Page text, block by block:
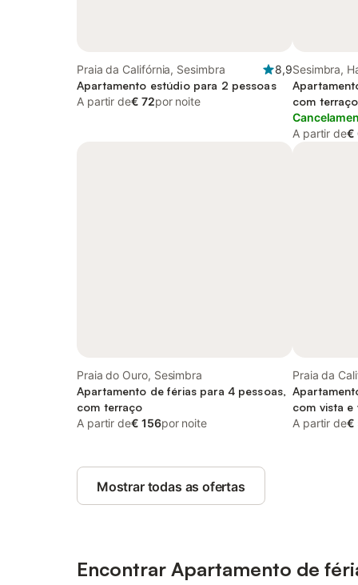
Praia da Califórnia, Sesimbra
8,9
Apartamento estúdio para 2 pessoas
A partir de€ 72por noite
Sesimbra,
com terraço
A partir de€
Praia do Ouro, Sesimbra
Apartamento de férias para 4 pessoas,
com terraço
A partir de€ 156por noite
Praia da
com vista e
A partir de€
Mostrar todas as ofertas
Encontrar Apartamento de